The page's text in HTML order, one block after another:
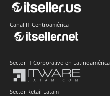
Canal IT Centroamérica
Sector IT Corporativo en Latinoamérica
Sector Retail Latam